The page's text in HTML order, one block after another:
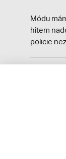
Módu
hitem
policie
Zároveň